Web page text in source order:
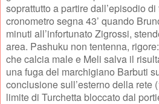
soprattutto a partire dall’episodio
cronometro segna 43’ quando
minuti all’infortunato Zigrossi,
area. Pashuku non tentenna,
che calcia male e Meli salva il
una fuga del marchigiano Barbuti
conclusione sull’esterno della rete
limite di Turchetta bloccato dal